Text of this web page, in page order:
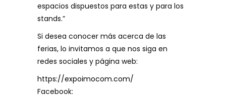
espacios dispuestos para estas y para los
stands.”
Si desea conocer más acerca de las
ferias, lo invitamos a que nos siga en
redes sociales y página web:
https://expoimocom.com/
Facebook: